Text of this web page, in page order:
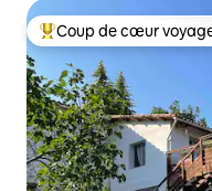
Coups de cœur
Coup de cœur